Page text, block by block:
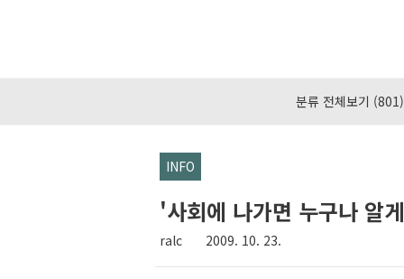
분류 전체보기 (801)
INFO
'사회에 나가면 누구나 알
ralc 2009. 10. 23.